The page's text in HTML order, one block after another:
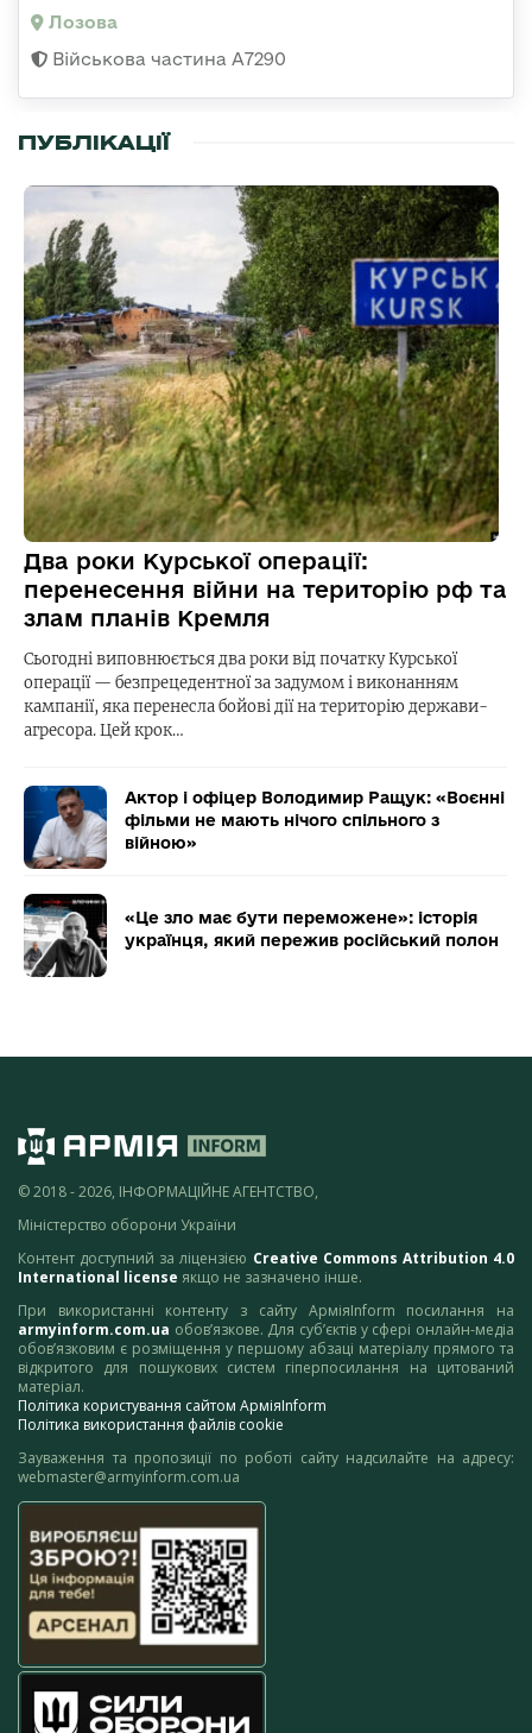
Лозова
Військова частина А7290
ПУБЛІКАЦІЇ
Два роки Курської операції:
перенесення війни на територію рф та
злам планів Кремля
Сьогодні виповнюється два роки від початку Курської
операції — безпрецедентної за задумом і виконанням
кампанії, яка перенесла бойові дії на територію держави-
агресора. Цей крок…
Актор і офіцер Володимир Ращук: «Воєнні
фільми не мають нічого спільного з
війною»
«Це зло має бути переможене»: історія
українця, який пережив російський полон
© 2018 - 2026, ІНФОРМАЦІЙНЕ АГЕНТСТВО,
Міністерство оборони України
Контент доступний за ліцензією Creative Commons Attribution 4.0
International license якщо не зазначено інше.
При використанні контенту з сайту АрміяInform посилання на
armyinform.com.ua обов’язкове. Для суб’єктів у сфері онлайн-медіа
обов’язковим є розміщення у першому абзаці матеріалу прямого та
відкритого для пошукових систем гіперпосилання на цитований
матеріал.
Політика користування сайтом АрміяInform
Політика використання файлів cookie
Зауваження та пропозиції по роботі сайту надсилайте на адресу:
webmaster@armyinform.com.ua